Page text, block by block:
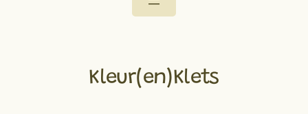
Kleur(en)Klets